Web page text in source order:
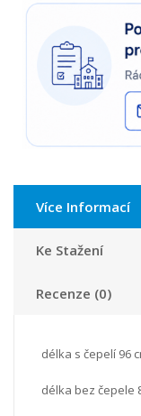
Více Informací
Ke Stažení
Recenze (0)
délka s čepelí 96
délka bez čepele